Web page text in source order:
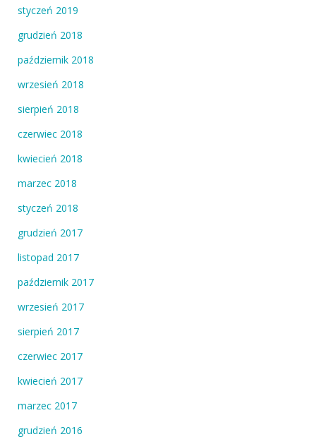
styczeń 2019
grudzień 2018
październik 2018
wrzesień 2018
sierpień 2018
czerwiec 2018
kwiecień 2018
marzec 2018
styczeń 2018
grudzień 2017
listopad 2017
październik 2017
wrzesień 2017
sierpień 2017
czerwiec 2017
kwiecień 2017
marzec 2017
grudzień 2016